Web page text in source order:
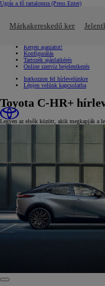
Ugrás a fő tartalomra (Press Enter)
Márkakereskedő keresése
Gyors linkek Kattintson ide a
Kérjen ajánlatot!
Konfigurálás
Tartozék ajánlatkérés
Online szerviz bejelentkezés
Iratkozzon fel hírlevelünkre
Lépjen velünk kapcsolatba
Toyota C-HR+
Legyen az elsők között, akik megkapják a